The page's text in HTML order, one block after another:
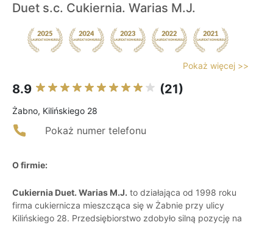
Duet s.c. Cukiernia. Warias M.J.
Pokaż więcej >>
8.9 (21)
Żabno, Kilińskiego 28
Pokaż numer telefonu
O firmie:
Cukiernia Duet. Warias M.J. to działająca od 1998 roku
firma cukiernicza mieszcząca się w Żabnie przy ulicy
Kilińskiego 28. Przedsiębiorstwo zdobyło silną pozycję na